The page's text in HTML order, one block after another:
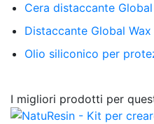
Cera distaccante
Distaccante Global
Olio siliconico per
I migliori prodotti per